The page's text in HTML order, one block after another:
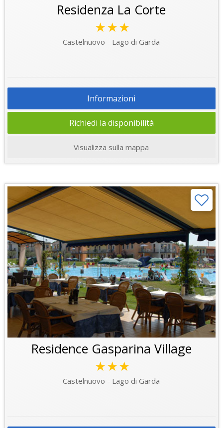
Residenza La Corte
★★★
Castelnuovo - Lago di Garda
Informazioni
Richiedi la disponibilità
Visualizza sulla mappa
Residence Gasparina Village
★★★
Castelnuovo - Lago di Garda